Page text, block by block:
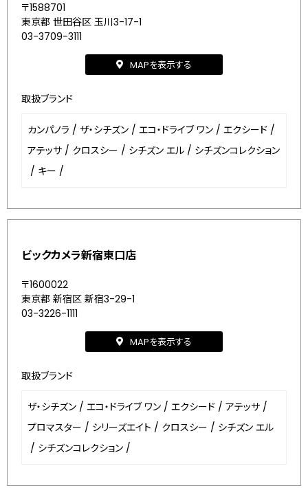
〒1588701
東京都 世田谷区 玉川3-17-1
03-3709-3111
MAPを表示する
取扱ブランド
カンパノラ / ザ・シチズン / エコ・ドライブ ワン / エクシード /
アテッサ / クロスシー / シチズン エル / シチズンコレクション
/ キー /
ビックカメラ新宿東口店
〒1600022
東京都 新宿区 新宿3-29-1
03-3226-1111
MAPを表示する
取扱ブランド
ザ・シチズン / エコ・ドライブ ワン / エクシード / アテッサ /
プロマスター / シリーズエイト / クロスシー / シチズン エル
/ シチズンコレクション /